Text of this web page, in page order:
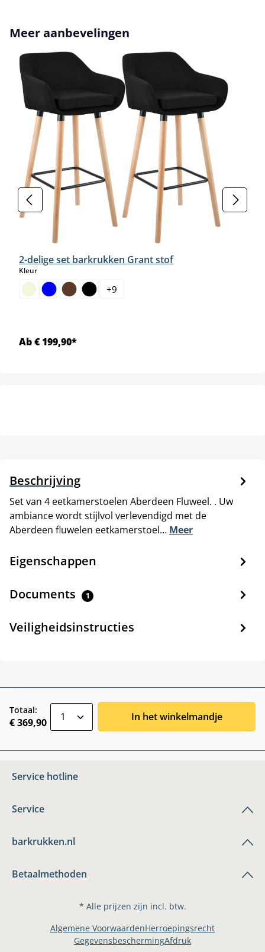
Productgalerij overslaan
Meer aanbevelingen
2-delige set barkrukken Grant stof
Kleurselect
+9
Ab € 199,90*
Beschrijving
Set van 4 eetkamerstoelen Aberdeen Fluweel. . Uw
ambiance wordt stijlvol verlevendigd met de
Aberdeen fluwelen eetkamerstoel… Meer
Eigenschappen
Documents 1
Veiligheidsinstructies
Totaal:
€ 369,90 In het winkelmandje
Service hotline
Service
barkrukken.nl
Betaalmethoden
* Alle prijzen zijn incl. btw.
Algemene VoorwaardenHerroepingsrecht
GegevensbeschermingAfdruk